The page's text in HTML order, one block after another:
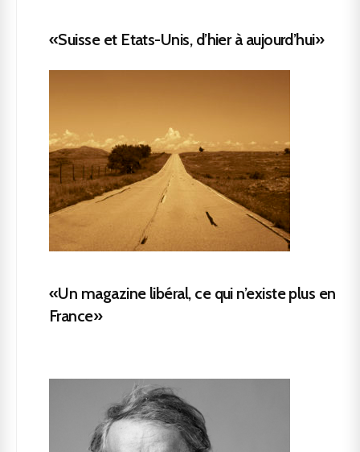
«Suisse et Etats-Unis, d’hier à aujourd’hui»
«Un magazine libéral, ce qui n’existe plus en
France»